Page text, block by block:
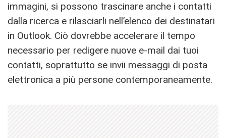
immagini, si possono trascinare anche i contatti
dalla ricerca e rilasciarli nell’elenco dei destinatari
in Outlook. Ciò dovrebbe accelerare il tempo
necessario per redigere nuove e-mail dai tuoi
contatti, soprattutto se invii messaggi di posta
elettronica a più persone contemporaneamente.